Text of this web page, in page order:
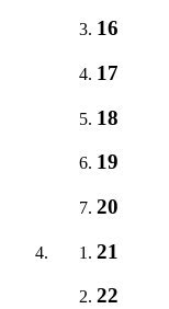
16
17
18
19
20
21
22